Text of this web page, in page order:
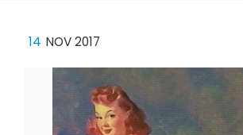
14 NOV 2017